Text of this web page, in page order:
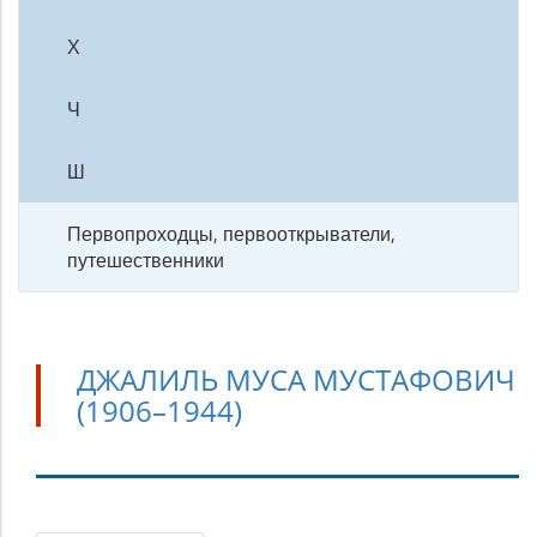
Х
Ч
Ш
Первопроходцы, первооткрыватели,
путешественники
ДЖАЛИЛЬ МУСА МУСТАФОВИЧ
(1906–1944)